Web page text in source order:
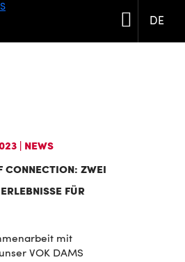
DE
| NEWS
CONNECTION: ZWEI
FÜR
mit
VOK DAMS